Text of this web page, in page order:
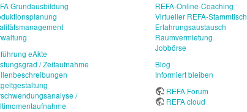
Grundausbildung
eAkte
/ Zeitaufnahme
/
REFA-Online-Coaching
Virtueller REFA-Stammtisch
Erfahrungsaustausch
Raumvermietung
Jobbörse
Blog
Informiert bleiben
REFA Forum
REFA cloud